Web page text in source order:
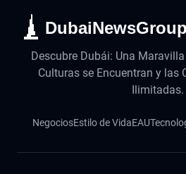
DubaiNewsGroup
Descubre Dubái: Una
Culturas se Encuentran y las
Ilimitadas.
NegociosEstilo de VidaEAU